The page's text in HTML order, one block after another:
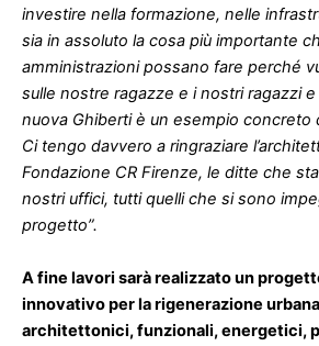
investire nella formazione, nelle
sia in assoluto la cosa più importante
amministrazioni possano fare perché
sulle nostre ragazze e i nostri ragazzi
nuova Ghiberti è un esempio concreto
Ci tengo davvero a ringraziare
Fondazione CR Firenze, le ditte che
nostri uffici, tutti quelli che si sono
progetto”.
A fine lavori sarà realizzato un
innovativo per la rigenerazione
architettonici, funzionali, energetici,